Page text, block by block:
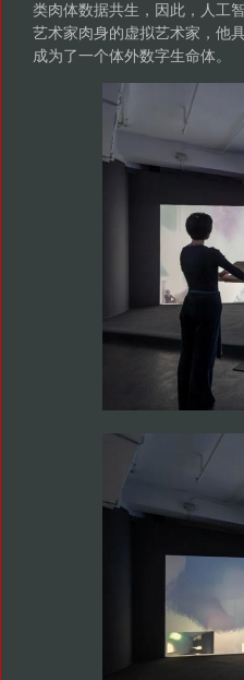
类肉体数据共生，因此，人工
艺术家肉身的虚拟艺术家，他
成为了一个体外数字生命体。